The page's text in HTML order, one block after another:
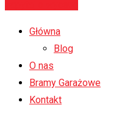
Główna
Blog
O nas
Bramy Garażowe
Kontakt